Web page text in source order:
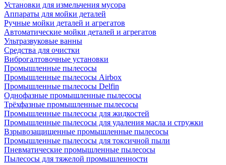
Установки для измельчения мусора
Аппараты для мойки деталей
Ручные мойки деталей и агрегатов
Автоматические мойки деталей и агрегатов
Ультразвуковые ванны
Средства для очистки
Виброгалтовочные установки
Промышленные пылесосы
Промышленные пылесосы Airbox
Промышленные пылесосы Delfin
Однофазные промышленные пылесосы
Трёхфазные промышленные пылесосы
Промышленные пылесосы для жидкостей
Промышленные пылесосы для удаления масла и стружки
Взрывозащищенные промышленные пылесосы
Промышленные пылесосы для токсичной пыли
Пневматические промышленные пылесосы
Пылесосы для тяжелой промышленности